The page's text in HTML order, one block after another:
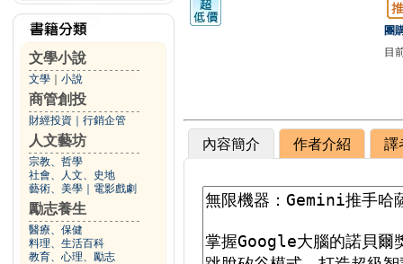
文學小說
文學 小說
商管創投
財經投資 行銷企管
人文藝坊
宗教、哲學
社會、人文、史地
藝術、美學
電影戲劇
勵志養生
醫療、保健
料理、生活百科
教育、心理、勵志
團
目
內容簡介 作者介紹 譯